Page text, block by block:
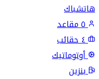
هاتشباك
٥ مقاعد
٤ حقائب
أوتوماتيك
بنزين